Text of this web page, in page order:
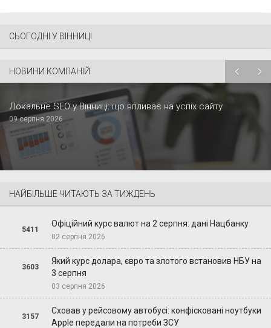
СЬОГОДНІ У ВІННИЦІ
НОВИНИ КОМПАНІЙ
Локальне SEO у Вінниці: що впливає на успіх сайту
09 серпня 2026
НАЙБІЛЬШЕ ЧИТАЮТЬ ЗА ТИЖДЕНЬ
5411
Офіційний курс валют на 2 серпня: дані Нацбанку
02 серпня 2026
3603
Який курс долара, євро та злотого встановив НБУ на
3 серпня
03 серпня 2026
3157
Сховав у рейсовому автобусі: конфісковані ноутбуки
Apple передали на потреби ЗСУ